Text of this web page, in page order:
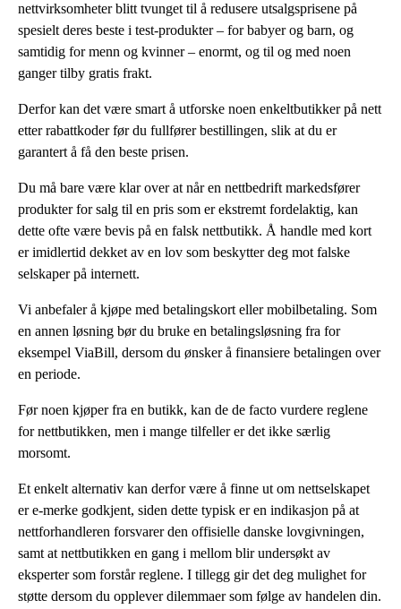
nettvirksomheter blitt tvunget til å redusere utsalgsprisene på
spesielt deres beste i test-produkter – for babyer og barn, og
samtidig for menn og kvinner – enormt, og til og med noen
ganger tilby gratis frakt.
Derfor kan det være smart å utforske noen enkeltbutikker på nett
etter rabattkoder før du fullfører bestillingen, slik at du er
garantert å få den beste prisen.
Du må bare være klar over at når en nettbedrift markedsfører
produkter for salg til en pris som er ekstremt fordelaktig, kan
dette ofte være bevis på en falsk nettbutikk. Å handle med kort
er imidlertid dekket av en lov som beskytter deg mot falske
selskaper på internett.
Vi anbefaler å kjøpe med betalingskort eller mobilbetaling. Som
en annen løsning bør du bruke en betalingsløsning fra for
eksempel ViaBill, dersom du ønsker å finansiere betalingen over
en periode.
Før noen kjøper fra en butikk, kan de de facto vurdere reglene
for nettbutikken, men i mange tilfeller er det ikke særlig
morsomt.
Et enkelt alternativ kan derfor være å finne ut om nettselskapet
er e-merke godkjent, siden dette typisk er en indikasjon på at
nettforhandleren forsvarer den offisielle danske lovgivningen,
samt at nettbutikken en gang i mellom blir undersøkt av
eksperter som forstår reglene. I tillegg gir det deg mulighet for
støtte dersom du opplever dilemmaer som følge av handelen din.